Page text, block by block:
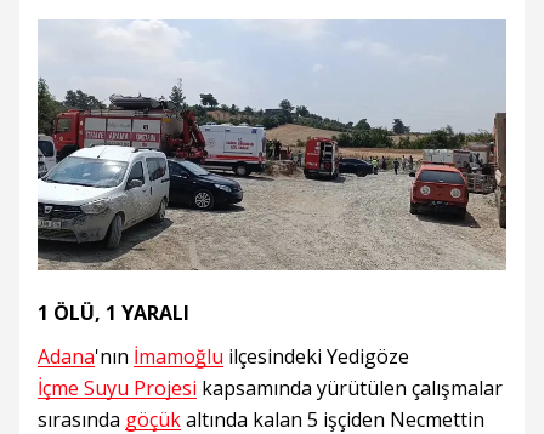
1 ÖLÜ, 1 YARALI
Adana'nın İmamoğlu ilçesindeki Yedigöze
İçme Suyu Projesi kapsamında yürütülen çalışmalar
sırasında göçükaltında kalan 5 işçiden Necmettin